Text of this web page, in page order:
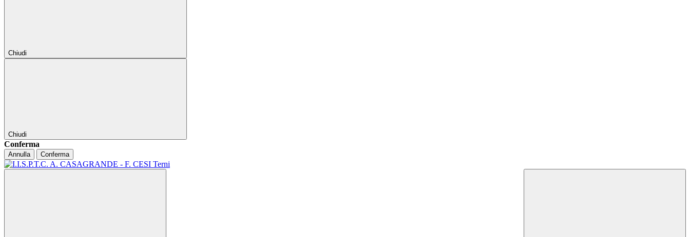
Chiudi
Chiudi
Conferma
Annulla Conferma